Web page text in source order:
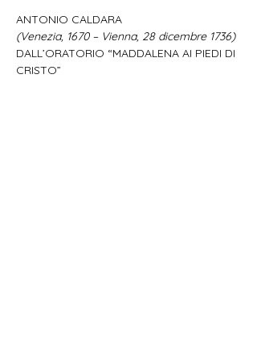
ANTONIO CALDARA
(Venezia, 1670 – Vienna, 28 dicembre 1736)
DALL’ORATORIO “MADDALENA AI PIEDI DI
CRISTO”